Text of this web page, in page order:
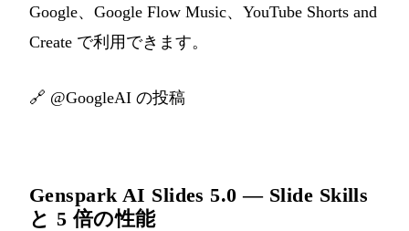
Google、Google Flow Music、YouTube Shorts and
Create で利用できます。
🔗 @GoogleAI の投稿
Genspark AI Slides 5.0 — Slide Skills
と 5 倍の性能